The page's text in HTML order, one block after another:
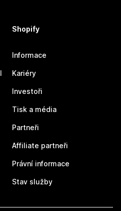
Shopify
Informace
Kariéry
Investoři
Tisk a média
Partneři
Affiliate partneři
Právní informace
Stav služby